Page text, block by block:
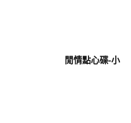
閒情點心碟-小